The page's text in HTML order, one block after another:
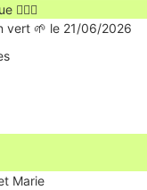
🚶🏻‍♂️
vert 🌱 le 21/06/2026
Marie